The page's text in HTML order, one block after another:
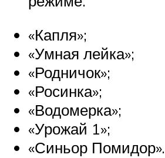
«Капля»;
«Умная лейка»;
«Родничок»;
«Росинка»;
«Водомерка»;
«Урожай 1»;
«Синьор Помидор».